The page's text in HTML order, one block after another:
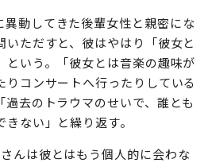
の曖昧な関係を「キッパリ解消
ある出来事がきっかけだった。
異動してきた後輩女性と親密にな
いただすと、彼はやはり「彼女と
いう。「彼女とは音楽の趣味が
コンサートへ行ったりしている
過去のトラウマのせいで、誰とも